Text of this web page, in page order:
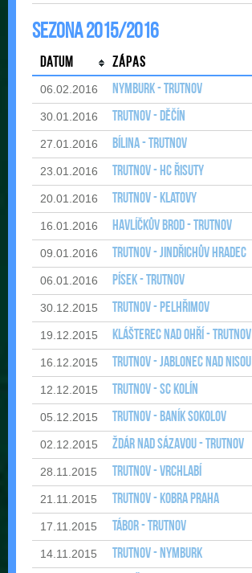
Sezona 2015/2016
Datum Zápas
06.02.2016 Nymburk - Trutnov
30.01.2016 Trutnov - Děčín
27.01.2016 Bílina - Trutnov
23.01.2016 Trutnov - HC Řisuty
20.01.2016 Trutnov - Klatovy
16.01.2016 Havlíčkův Brod - Trutnov
09.01.2016 Trutnov - Jindřichův Hradec
06.01.2016 Písek - Trutnov
30.12.2015 Trutnov - Pelhřimov
19.12.2015 Klášterec nad Ohří - Trutnov
16.12.2015 Trutnov - Jablonec nad Nisou
12.12.2015 Trutnov - SC Kolín
05.12.2015 Trutnov - Baník Sokolov
02.12.2015 Ždár nad Sázavou - Trutnov
28.11.2015 Trutnov - Vrchlabí
21.11.2015 Trutnov - Kobra Praha
17.11.2015 Tábor - Trutnov
14.11.2015 Trutnov - Nymburk